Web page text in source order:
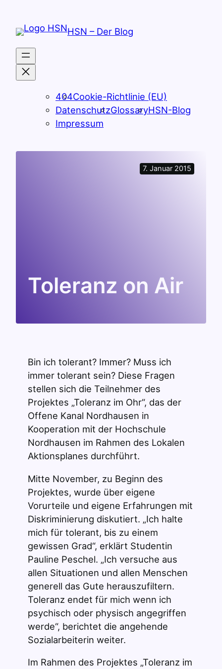
Inhalt
springen
HSN – Der Blog
404Cookie-Richtlinie (EU)
DatenschutzGlossaryHSN-Blog
Impressum
7. Januar 2015
Toleranz on Air
Bin ich tolerant? Immer? Muss ich
immer tolerant sein? Diese Fragen
stellen sich die Teilnehmer des
Projektes „Toleranz im Ohr“, das der
Offene Kanal Nordhausen in
Kooperation mit der Hochschule
Nordhausen im Rahmen des Lokalen
Aktionsplanes durchführt.
Mitte November, zu Beginn des
Projektes, wurde über eigene
Vorurteile und eigene Erfahrungen mit
Diskriminierung diskutiert. „Ich halte
mich für tolerant, bis zu einem
gewissen Grad“, erklärt Studentin
Pauline Peschel. „Ich versuche aus
allen Situationen und allen Menschen
generell das Gute herauszufiltern.
Toleranz endet für mich wenn ich
psychisch oder physisch angegriffen
werde“, berichtet die angehende
Sozialarbeiterin weiter.
Im Rahmen des Projektes „Toleranz im